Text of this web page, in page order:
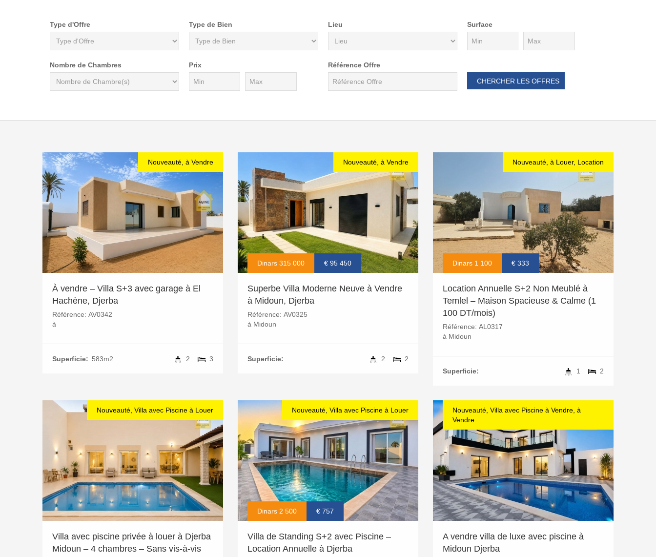
Type d'Offre Type de Bien Lieu Surface
Nombre de Chambres Prix Référence Offre
Nouveauté, à Vendre
À vendre – Villa S+3 avec garage à El
Hachène, Djerba
Référence: AV0342
à
Superficie: 583m2 3
2
Nouveauté, à Vendre
Dinars 315 000 € 95 450
Superbe Villa Moderne Neuve à Vendre
à Midoun, Djerba
Référence: AV0325
à Midoun
Superficie: 2
2
Nouveauté, à Louer, Location
Dinars 1 100 € 333
Location Annuelle S+2 Non Meublé à
Temlel – Maison Spacieuse & Calme (1
100 DT/mois)
Référence: AL0317
à Midoun
Superficie: 2
1
Nouveauté, Villa avec Piscine à Louer
Villa avec piscine privée à louer à Djerba
Midoun – 4 chambres – Sans vis-à-vis
Nouveauté, Villa avec Piscine à Louer
Dinars 2 500 € 757
Villa de Standing S+2 avec Piscine –
Location Annuelle à Djerba
Nouveauté, Villa avec Piscine à Vendre, à
Vendre
A vendre villa de luxe avec piscine à
Midoun Djerba